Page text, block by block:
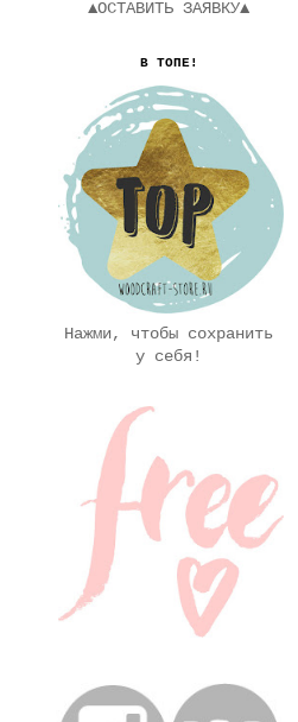
▲ОСТАВИТЬ ЗАЯВКУ▲
В ТОПЕ!
Нажми, чтобы сохранить
у себя!